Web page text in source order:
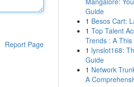
Report Page
Guide
1 Besos Cart:
1 Top Talent
Trends : A This
1 lynslot168:
Guide
1 Network
A